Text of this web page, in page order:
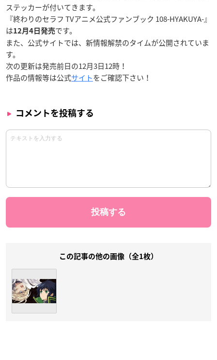
ステッカーが付いてきます。
『終わりのセラフ TVアニメ公式ファンブック 108-HYAKUYA-』
は12月4日発売です。
また、公式サイトでは、新情報解禁のタイムが公開されていま
す。
次の更新は発売前日の12月3日12時！
作品の情報等は公式サイトをご確認下さい！
コメントを投稿する
この記事の他の画像（全1枚）